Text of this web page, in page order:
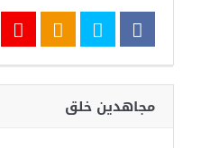
مجاهدین خلق